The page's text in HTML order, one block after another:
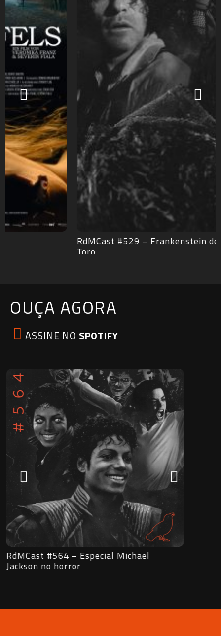
RdMCast #529 – Frankenstein de Guillermo del
OUÇA AGORA
ASSINE NO SPOTIFY
RdMCast #563 – Entrevista com o
Vampiro Lestat